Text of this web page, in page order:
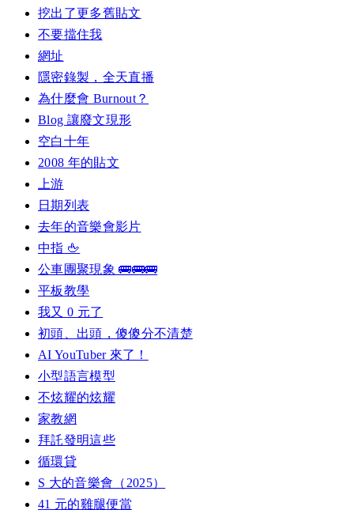
挖出了更多舊貼文
不要擋住我
網址
隱密錄製，全天直播
為什麼會 Burnout？
Blog 讓廢文現形
空白十年
2008 年的貼文
上游
日期列表
去年的音樂會影片
中指 🖕
公車團聚現象 🚌🚌🚌
平板教學
我又 0 元了
初頭、出頭，傻傻分不清楚
AI YouTuber 來了！
小型語言模型
不炫耀的炫耀
家教網
拜託發明這些
循環貸
S 大的音樂會（2025）
41 元的雞腿便當